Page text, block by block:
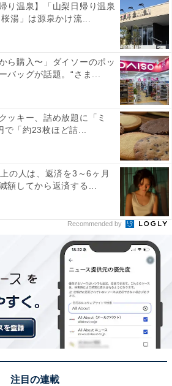
り温泉】「山梨日帰り温泉
湯」は源泉かけ流...
ら購入〜」ダイソーのポッ
バッグが話題。“さま...
ッキー、詰め放題に「ミ
「約23枚ほど詰...
の人は、返済を3～6ヶ月
額してから返済する...
Recommended by
注目の連載